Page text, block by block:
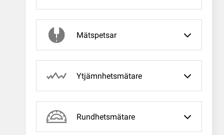
Mätspetsar
Ytjämnhetsmätare
Rundhetsmätare